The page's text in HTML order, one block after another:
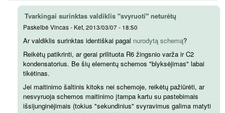
Tvarkingai surinktas valdiklis "svyruoti" neturėtų
Paskelbė Vincas- Ket, 2013/03/07 - 18:50
Ar valdiklis surinktas identiškai pagal nurodytą schemą?
Reikėtų patikrinti, ar gerai prilituota R6 žingsnio varža ir C2
kondensatorius. Be šių elementų schemos "blyksėjimas" labai
tikėtinas.
Jei maitinimo šaltinis kitoks nei schemoje, reikėtų pažiūrėti, ar
nesvyruoja schemos maitinimo įtampa kartu su pastebimais
išsijunginėjimais (tokius "sekundinius" svyravimus galima matyti